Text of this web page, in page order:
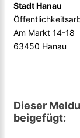
Stadt Hanau
Am Markt 14-18
63450 Hanau
Dieser
beigefügt: